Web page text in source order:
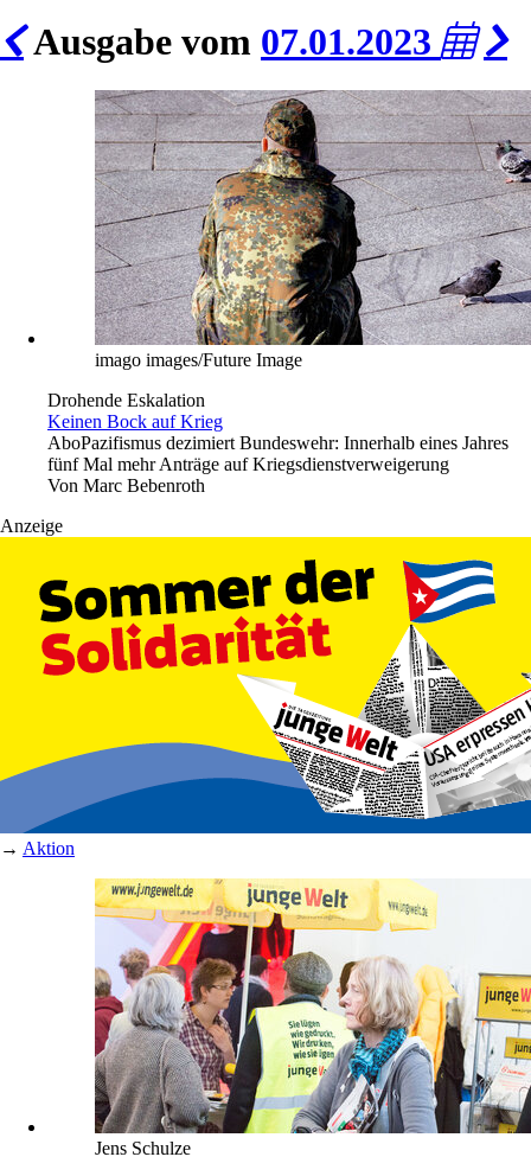
Ausgabe vom 07.01.2023
imago images/Future Image
Drohende Eskalation
Keinen Bock auf Krieg
AboPazifismus dezimiert Bundeswehr: Innerhalb eines Jahres
fünf Mal mehr Anträge auf Kriegsdienstverweigerung
Von Marc Bebenroth
Anzeige
→ Aktion
Jens Schulze